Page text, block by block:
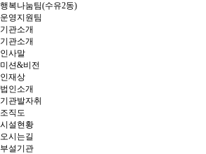
행복나눔팀(수유2동)
운영지원팀
기관소개
기관소개
인사말
미션&비전
인재상
법인소개
기관발자취
조직도
시설현황
오시는길
부설기관